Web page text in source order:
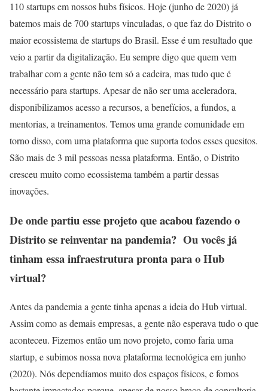
110 startups em nossos hubs físicos. Hoje (junho de 2020) já
batemos mais de 700 startups vinculadas, o que faz do Distrito o
maior ecossistema de startups do Brasil. Esse é um resultado que
veio a partir da digitalização. Eu sempre digo que quem vem
trabalhar com a gente não tem só a cadeira, mas tudo que é
necessário para startups. Apesar de não ser uma aceleradora,
disponibilizamos acesso a recursos, a benefícios, a fundos, a
mentorias, a treinamentos. Temos uma grande comunidade em
torno disso, com uma plataforma que suporta todos esses quesitos.
São mais de 3 mil pessoas nessa plataforma. Então, o Distrito
cresceu muito como ecossistema também a partir dessas
inovações.
De onde partiu esse projeto que acabou fazendo o
Distrito se reinventar na pandemia? Ou vocês já
tinham essa infraestrutura pronta para o Hub
virtual?
Antes da pandemia a gente tinha apenas a ideia do Hub virtual.
Assim como as demais empresas, a gente não esperava tudo o que
aconteceu. Fizemos então um novo projeto, como faria uma
startup, e subimos nossa nova plataforma tecnológica em junho
(2020). Nós dependíamos muito dos espaços físicos, e fomos